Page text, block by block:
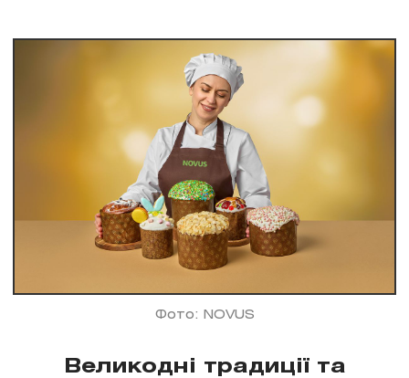
Фото: NOVUS
Великодні традиції та